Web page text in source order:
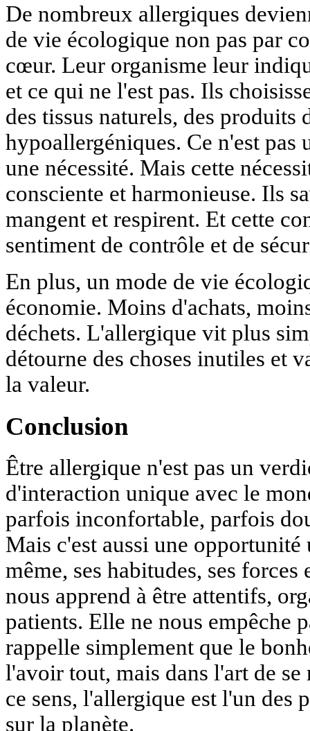
De nombreux allergiques
de vie écologique non pas par
cœur. Leur organisme leur
et ce qui ne l'est pas. Ils
des tissus naturels, des produits
hypoallergéniques. Ce n'est pas
une nécessité. Mais cette
consciente et harmonieuse. Ils
mangent et respirent. Et cette
sentiment de contrôle et de
En plus, un mode de vie
économie. Moins d'achats,
déchets. L'allergique vit plus
détourne des choses inutiles et
la valeur.
Conclusion
Être allergique n'est pas un
d'interaction unique avec le
parfois inconfortable, parfois
Mais c'est aussi une
même, ses habitudes, ses
nous apprend à être attentifs,
patients. Elle ne nous empêche
rappelle simplement que le
l'avoir tout, mais dans l'art de
ce sens, l'allergique est l'un des
sur la planète.